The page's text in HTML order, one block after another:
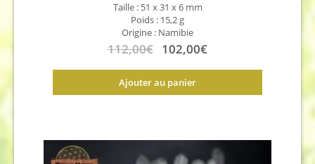
Taille : 51 x 31 x 6 mm
Poids : 15,2 g
Origine : Namibie
112,00€ Le
prix
initial
102,00€Le
prix
Ajouter au panier